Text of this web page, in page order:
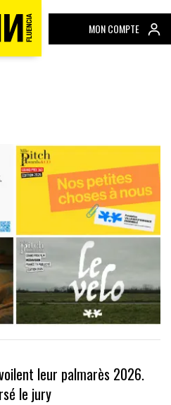
MON COMPTE
leur palmarès 2026.
le jury